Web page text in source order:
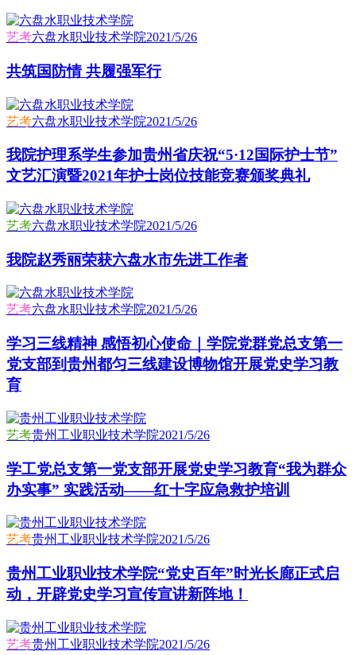
艺考六盘水职业技术学院2021/5/26
共筑国防情 共履强军行
艺考六盘水职业技术学院2021/5/26
我院护理系学生参加贵州省庆祝“5·12国际护士节”
文艺汇演暨2021年护士岗位技能竞赛颁奖典礼
艺考六盘水职业技术学院2021/5/26
我院赵秀丽荣获六盘水市先进工作者
艺考六盘水职业技术学院2021/5/26
学习三线精神 感悟初心使命｜学院党群党总支第一
党支部到贵州都匀三线建设博物馆开展党史学习教
育
艺考贵州工业职业技术学院2021/5/26
学工党总支第一党支部开展党史学习教育“我为群众
办实事” 实践活动——红十字应急救护培训
艺考贵州工业职业技术学院2021/5/26
贵州工业职业技术学院“党史百年”时光长廊正式启
动，开辟党史学习宣传宣讲新阵地！
艺考贵州工业职业技术学院2021/5/26